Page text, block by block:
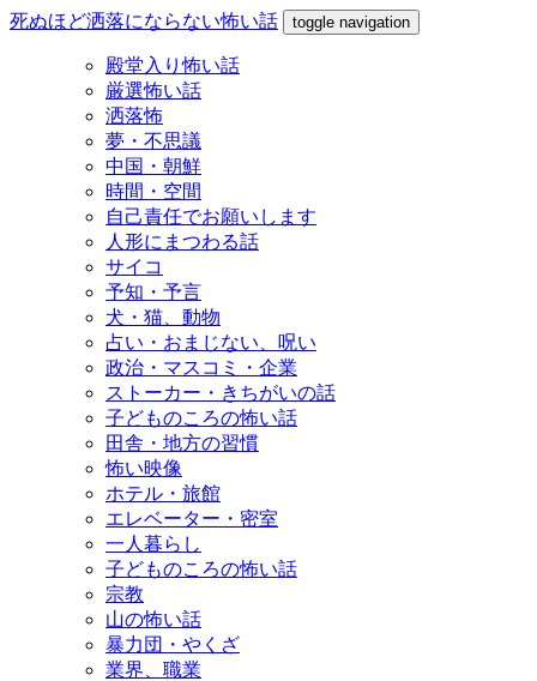
死ぬほど洒落にならない怖い話 toggle navigation
殿堂入り怖い話
厳選怖い話
洒落怖
夢・不思議
中国・朝鮮
時間・空間
自己責任でお願いします
人形にまつわる話
サイコ
予知・予言
犬・猫、動物
占い・おまじない、呪い
政治・マスコミ・企業
ストーカー・きちがいの話
子どものころの怖い話
田舎・地方の習慣
怖い映像
ホテル・旅館
エレベーター・密室
一人暮らし
子どものころの怖い話
宗教
山の怖い話
暴力団・やくざ
業界、職業